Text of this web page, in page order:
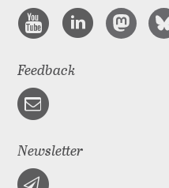
Feedback
Newsletter